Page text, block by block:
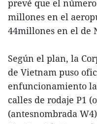
prevé que el
millones en el
44millones en el de
Según el plan, la
de Vietnam puso
enfuncionamiento
calles de rodaje P1
(antesnombrada